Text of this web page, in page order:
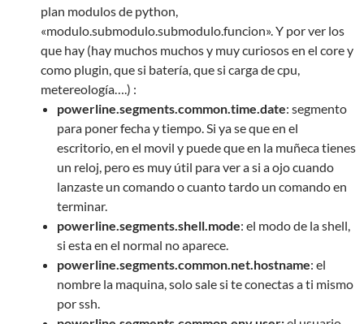
plan modulos de python,
«modulo.submodulo.submodulo.funcion». Y por ver los
que hay (hay muchos muchos y muy curiosos en el core y
como plugin, que si batería, que si carga de cpu,
metereología….) :
powerline.segments.common.time.date: segmento
para poner fecha y tiempo. Si ya se que en el
escritorio, en el movil y puede que en la muñeca tienes
un reloj, pero es muy útil para ver a si a ojo cuando
lanzaste un comando o cuanto tardo un comando en
terminar.
powerline.segments.shell.mode: el modo de la shell,
si esta en el normal no aparece.
powerline.segments.common.net.hostname: el
nombre la maquina, solo sale si te conectas a ti mismo
por ssh.